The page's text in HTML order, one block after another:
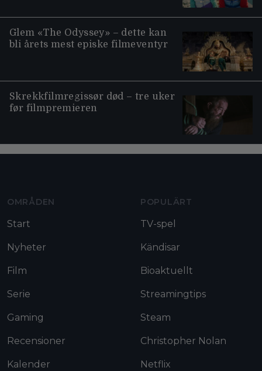
Glem «The Odyssey» – dette kan
bli årets mest episke filmeventyr
Skrekkfilmregissør død – tre uker
før filmpremieren
OMRÅDEN
Start
Nyheter
Film
Serie
Gaming
Recensioner
Kalender
POPULÄRT
TV-spel
Kändisar
Bioaktuellt
Streamingtips
Steam
Christopher Nolan
Netflix